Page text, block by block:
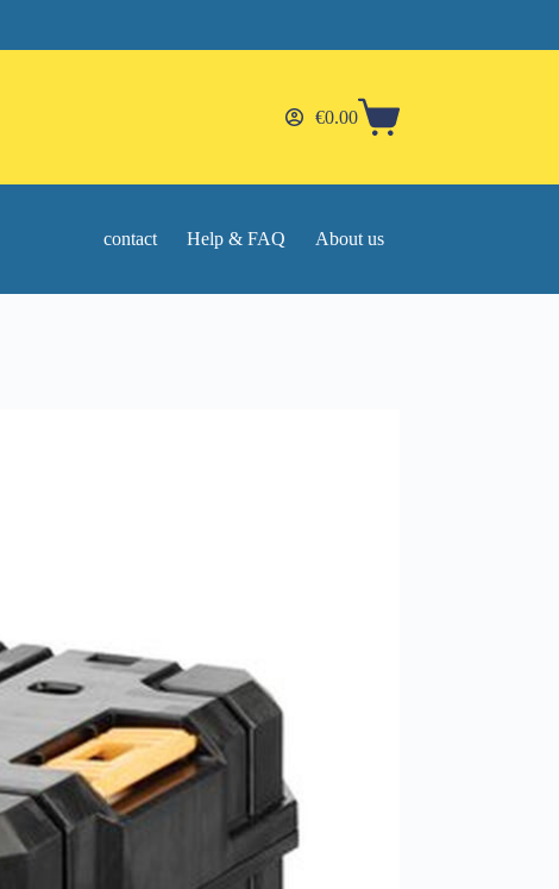
Shopping
€0.00
contact Help & FAQ About us